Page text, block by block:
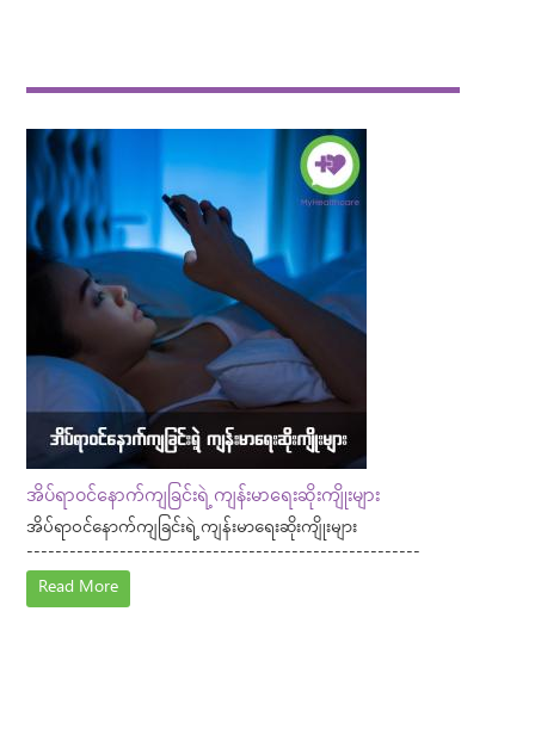
အိပ်ရာဝင်နောက်ကျခြင်းရဲ့ ကျန်းမာရေးဆိုးကျိုးများ
အိပ်ရာဝင်နောက်ကျခြင်းရဲ့ ကျန်းမာရေးဆိုးကျိုးများ
-------------------------------------------------------
Read More